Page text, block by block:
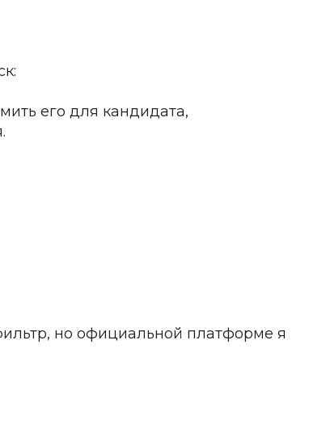
его для кандидата,
но официальной платформе я